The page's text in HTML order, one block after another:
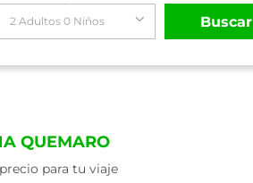
2 Adultos 0 Niños Buscar
QUEMARO
para tu viaje